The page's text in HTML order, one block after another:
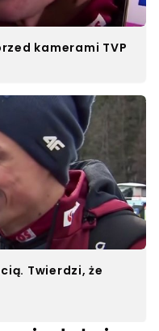
kamerami TVP
Twierdzi, że